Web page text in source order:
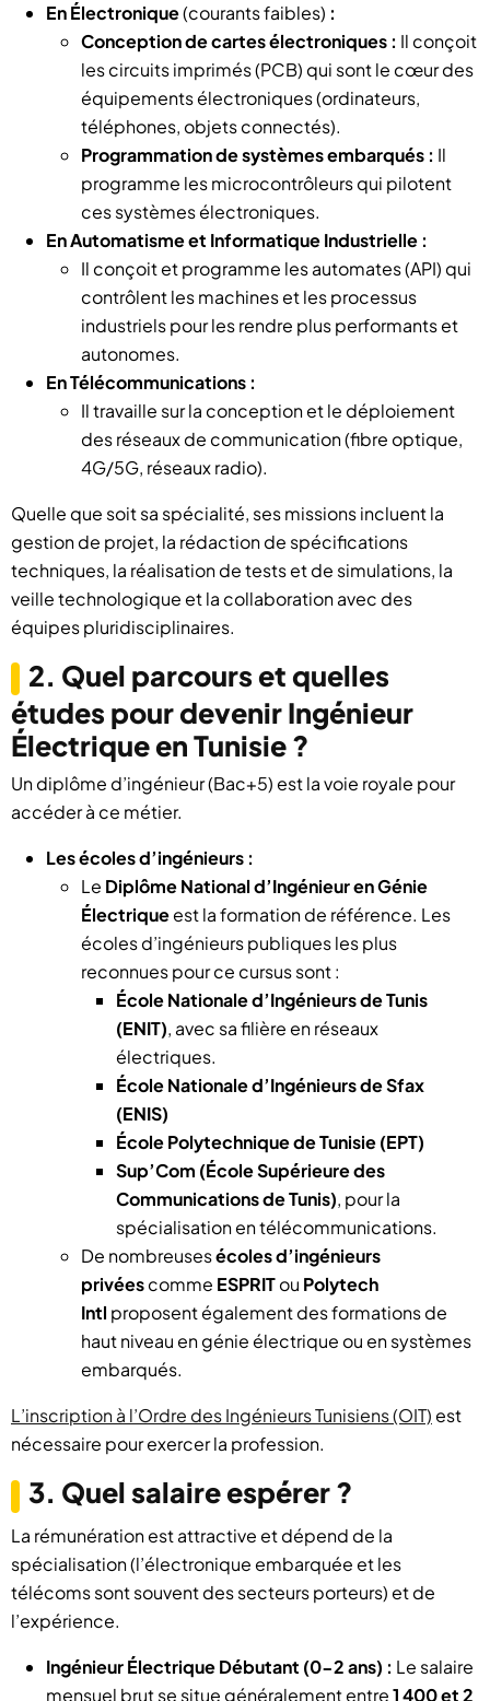
En Électronique(courants faibles) :
Conception de cartes électroniques : Il conçoit
les circuits imprimés (PCB) qui sont le cœur des
équipements électroniques (ordinateurs,
téléphones, objets connectés).
Programmation de systèmes embarqués : Il
programme les microcontrôleurs qui pilotent
ces systèmes électroniques.
En Automatisme et Informatique Industrielle :
Il conçoit et programme les automates (API) qui
contrôlent les machines et les processus
industriels pour les rendre plus performants et
autonomes.
En Télécommunications :
Il travaille sur la conception et le déploiement
des réseaux de communication (fibre optique,
4G/5G, réseaux radio).
Quelle que soit sa spécialité, ses missions incluent la
gestion de projet, la rédaction de spécifications
techniques, la réalisation de tests et de simulations, la
veille technologique et la collaboration avec des
équipes pluridisciplinaires.
2. Quel parcours et quelles
études pour devenir Ingénieur
Électrique en Tunisie ?
Un diplôme d’ingénieur (Bac+5) est la voie royale pour
accéder à ce métier.
Les écoles d’ingénieurs :
Le Diplôme National d’Ingénieur en Génie
Électriqueest la formation de référence. Les
écoles d’ingénieurs publiques les plus
reconnues pour ce cursus sont :
École Nationale d’Ingénieurs de Tunis
(ENIT), avec sa filière en réseaux
électriques.
École Nationale d’Ingénieurs de Sfax
(ENIS)
École Polytechnique de Tunisie (EPT)
Sup’Com (École Supérieure des
Communications de Tunis), pour la
spécialisation en télécommunications.
De nombreusesécoles d’ingénieurs
privéescomme ESPRITou Polytech
Intl proposent également des formations de
haut niveau en génie électrique ou en systèmes
embarqués.
L’inscription à l’Ordre des Ingénieurs Tunisiens (OIT)est
nécessaire pour exercer la profession.
3. Quel salaire espérer ?
La rémunération est attractive et dépend de la
spécialisation (l’électronique embarquée et les
télécoms sont souvent des secteurs porteurs) et de
l’expérience.
Ingénieur Électrique Débutant (0-2 ans) : Le salaire
mensuel brut se situe généralement entre1 400 et 2